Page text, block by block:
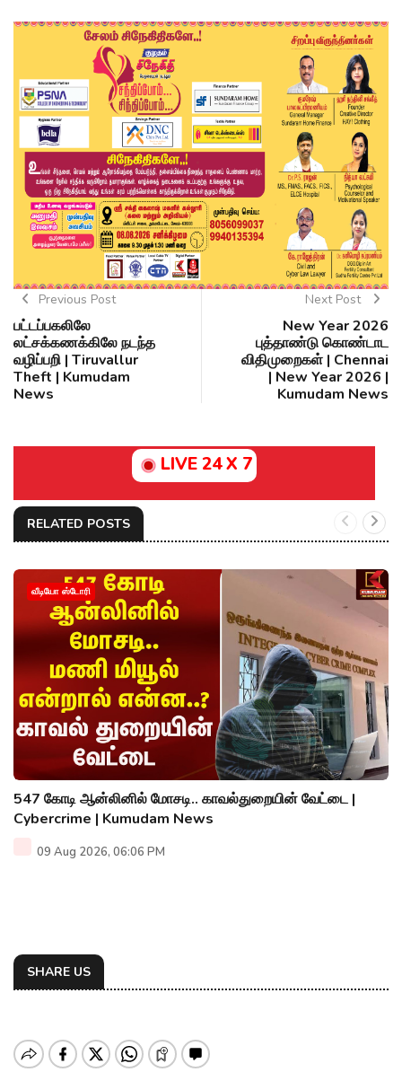
Previous Post
பட்டப்பகலிலே
லட்சக்கணக்கிலே நடந்த
வழிப்பறி | Tiruvallur
Theft | Kumudam
News
Next Post
New Year 2026
புத்தாண்டு கொண்டாட
விதிமுறைகள் | Chennai
| New Year 2026 |
Kumudam News
LIVE 24 X 7
RELATED POSTS
வீடியோ ஸ்டோரி
547 கோடி ஆன்லினில் மோசடி.. காவல்துறையின் வேட்டை |
Cybercrime | Kumudam News
09 Aug 2026, 06:06 PM
SHARE US